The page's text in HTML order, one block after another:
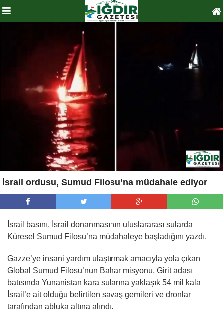
İsrail ordusu, Sumud Filosu’na müdahale ediyor
İsrail basını, İsrail donanmasının uluslararası sularda
Küresel Sumud Filosu’na müdahaleye başladığını yazdı.
Gazze’ye insani yardım ulaştırmak amacıyla yola çıkan
Global Sumud Filosu’nun Bahar misyonu, Girit adası
batısında Yunanistan kara sularına yaklaşık 54 mil kala
İsrail’e ait olduğu belirtilen savaş gemileri ve dronlar
tarafından abluka altına alındı.